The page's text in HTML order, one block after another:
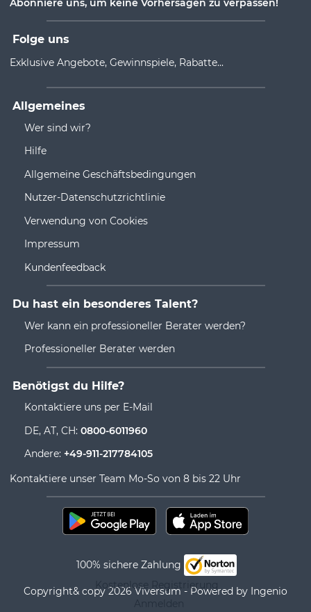
Kostenlose Registrierung
Abonniere uns, um keine Vorhersagen zu verpassen!
Folge uns
Exklusive Angebote, Gewinnspiele, Rabatte...
Allgemeines
Wer sind wir?
Hilfe
Allgemeine Geschäftsbedingungen
Nutzer-Datenschutzrichtlinie
Verwendung von Cookies
Impressum
Kundenfeedback
Du hast ein besonderes Talent?
Wer kann ein professioneller Berater werden?
Professioneller Berater werden
Benötigst du Hilfe?
Kontaktiere uns per E-Mail
DE, AT, CH: 0800-6011960
Andere: +49-911-217784105
Kontaktiere unser Team Mo-So von 8 bis 22 Uhr
100% sichere Zahlung
Copyright& copy 2026 Viversum - Powered by Ingenio